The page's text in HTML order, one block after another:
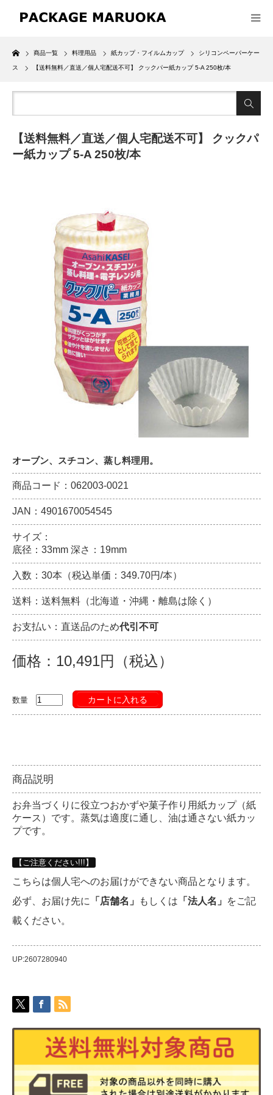
Home
商品一覧 料理用品 紙カップ・フイルムカップ シリコンペーパーケー
ス 【送料無料／直送／個人宅配送不可】 クックパー紙カップ 5-A 250枚/本
【送料無料／直送／個人宅配送不可】 クックパ
ー紙カップ 5-A 250枚/本
オーブン、スチコン、蒸し料理用。
商品コード：062003-0021
JAN：4901670054545
サイズ：
底径：33mm 深さ：19mm
入数：30本（税込単価：349.70円/本）
送料：送料無料（北海道・沖縄・離島は除く）
お支払い：直送品のため代引不可
価格：10,491円（税込）
数量 カートに入れる
商品説明
お弁当づくりに役立つおかずや菓子作り用紙カップ（紙
ケース）です。蒸気は適度に通し、油は通さない紙カッ
プです。
【ご注意ください!!!】
こちらは個人宅へのお届けができない商品となります。
必ず、お届け先に
「店舗名」 もしくは 「法人名」
をご記
載ください。
UP:2607280940